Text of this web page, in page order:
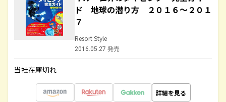
ド 地球の潜り方 ２０１６～２０１
７
Resort Style
2016.05.27 発売
当社在庫切れ
詳細を見る